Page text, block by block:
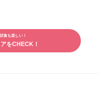
良かったです。 アクセスは、
ますが、結婚式当日はゲスト
食も楽しい！
をCHECK！